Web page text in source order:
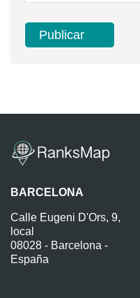
BARCELONA
Calle Eugeni D'Ors, 9,
local
08028 - Barcelona -
España